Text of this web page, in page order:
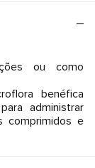
ou como
benéfica
administrar
comprimidos e